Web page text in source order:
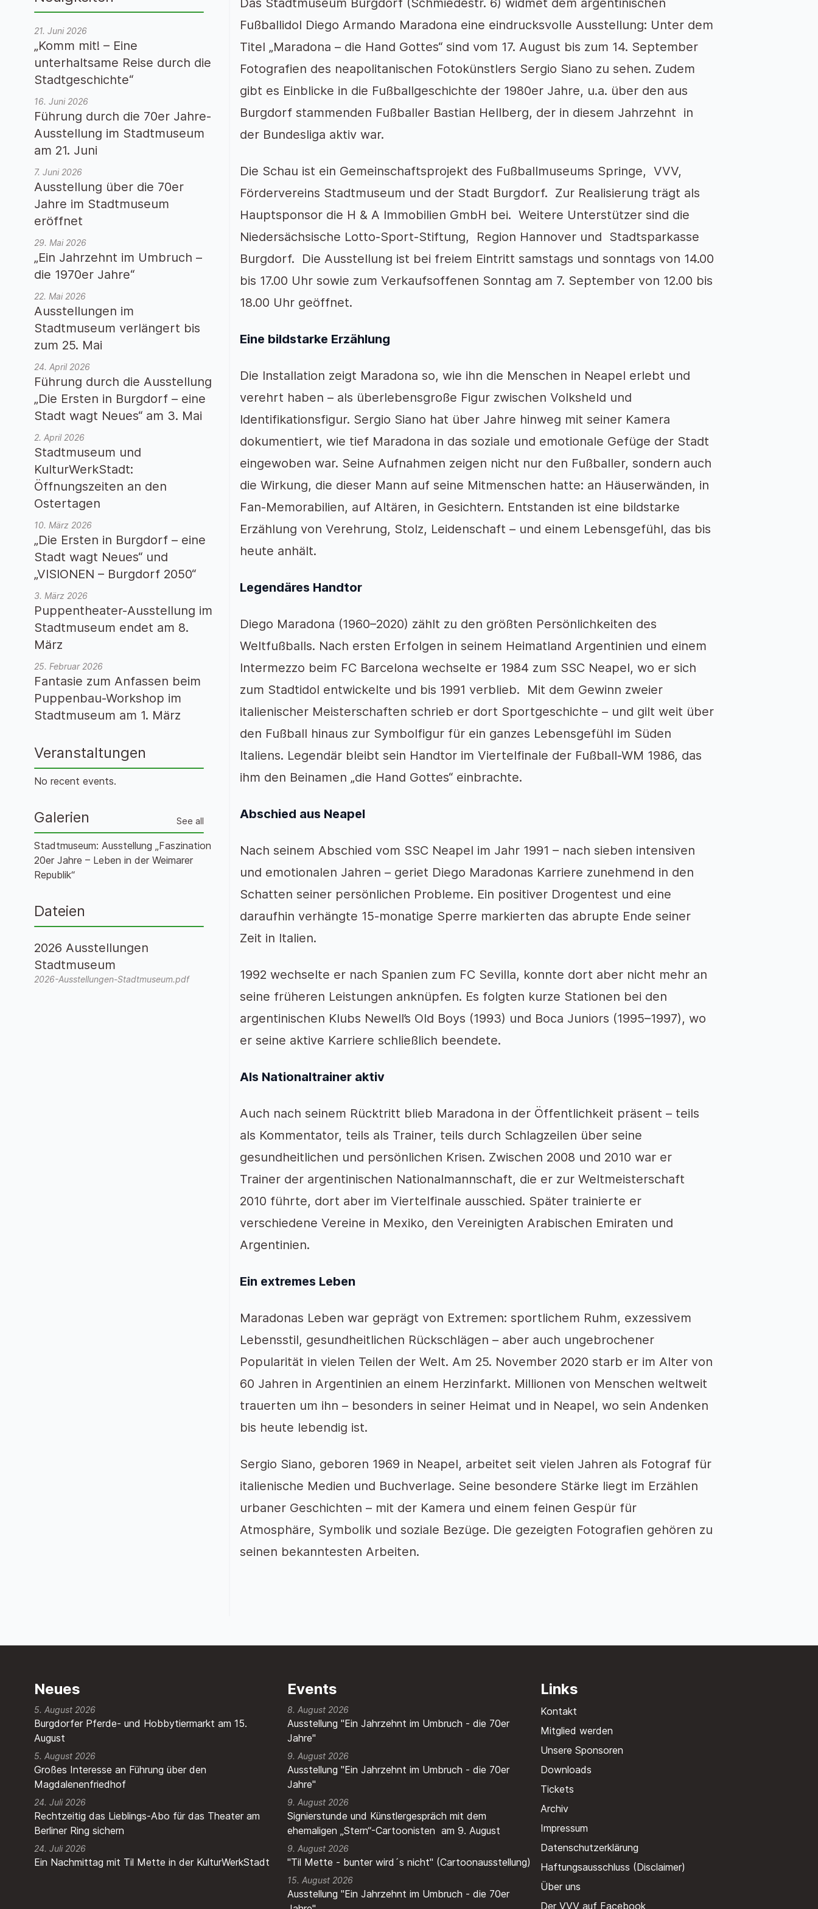
Das Stadtmuseum Burgdorf (Schmiedestr. 6) widmet dem argentinischen
Fußballidol Diego Armando Maradona eine eindrucksvolle Ausstellung: Unter dem
Titel „Maradona – die Hand Gottes“ sind vom 17. August bis zum 14. September
Fotografien des neapolitanischen Fotokünstlers Sergio Siano zu sehen. Zudem
gibt es Einblicke in die Fußballgeschichte der 1980er Jahre, u.a. über den aus
Burgdorf stammenden Fußballer Bastian Hellberg, der in diesem Jahrzehnt in
der Bundesliga aktiv war.
Die Schau ist ein Gemeinschaftsprojekt des Fußballmuseums Springe, VVV,
Fördervereins Stadtmuseum und der Stadt Burgdorf. Zur Realisierung trägt als
Hauptsponsor die H & A Immobilien GmbH bei. Weitere Unterstützer sind die
Niedersächsische Lotto-Sport-Stiftung, Region Hannover und Stadtsparkasse
Burgdorf. Die Ausstellung ist bei freiem Eintritt samstags und sonntags von 14.00
bis 17.00 Uhr sowie zum Verkaufsoffenen Sonntag am 7. September von 12.00 bis
18.00 Uhr geöffnet.
Eine bildstarke Erzählung
Die Installation zeigt Maradona so, wie ihn die Menschen in Neapel erlebt und
verehrt haben – als überlebensgroße Figur zwischen Volksheld und
Identifikationsfigur. Sergio Siano hat über Jahre hinweg mit seiner Kamera
dokumentiert, wie tief Maradona in das soziale und emotionale Gefüge der Stadt
eingewoben war. Seine Aufnahmen zeigen nicht nur den Fußballer, sondern auch
die Wirkung, die dieser Mann auf seine Mitmenschen hatte: an Häuserwänden, in
Fan-Memorabilien, auf Altären, in Gesichtern. Entstanden ist eine bildstarke
Erzählung von Verehrung, Stolz, Leidenschaft – und einem Lebensgefühl, das bis
heute anhält.
Legendäres Handtor
Diego Maradona (1960–2020) zählt zu den größten Persönlichkeiten des
Weltfußballs. Nach ersten Erfolgen in seinem Heimatland Argentinien und einem
Intermezzo beim FC Barcelona wechselte er 1984 zum SSC Neapel, wo er sich
zum Stadtidol entwickelte und bis 1991 verblieb. Mit dem Gewinn zweier
italienischer Meisterschaften schrieb er dort Sportgeschichte – und gilt weit über
den Fußball hinaus zur Symbolfigur für ein ganzes Lebensgefühl im Süden
Italiens. Legendär bleibt sein Handtor im Viertelfinale der Fußball-WM 1986, das
ihm den Beinamen „die Hand Gottes“ einbrachte.
Abschied aus Neapel
Nach seinem Abschied vom SSC Neapel im Jahr 1991 – nach sieben intensiven
und emotionalen Jahren – geriet Diego Maradonas Karriere zunehmend in den
Schatten seiner persönlichen Probleme. Ein positiver Drogentest und eine
daraufhin verhängte 15-monatige Sperre markierten das abrupte Ende seiner
Zeit in Italien.
1992 wechselte er nach Spanien zum FC Sevilla, konnte dort aber nicht mehr an
seine früheren Leistungen anknüpfen. Es folgten kurze Stationen bei den
argentinischen Klubs Newell’s Old Boys (1993) und Boca Juniors (1995–1997), wo
er seine aktive Karriere schließlich beendete.
Als Nationaltrainer aktiv
Auch nach seinem Rücktritt blieb Maradona in der Öffentlichkeit präsent – teils
als Kommentator, teils als Trainer, teils durch Schlagzeilen über seine
gesundheitlichen und persönlichen Krisen. Zwischen 2008 und 2010 war er
Trainer der argentinischen Nationalmannschaft, die er zur Weltmeisterschaft
2010 führte, dort aber im Viertelfinale ausschied. Später trainierte er
verschiedene Vereine in Mexiko, den Vereinigten Arabischen Emiraten und
Argentinien.
Ein extremes Leben
Maradonas Leben war geprägt von Extremen: sportlichem Ruhm, exzessivem
Lebensstil, gesundheitlichen Rückschlägen – aber auch ungebrochener
Popularität in vielen Teilen der Welt. Am 25. November 2020 starb er im Alter von
60 Jahren in Argentinien an einem Herzinfarkt. Millionen von Menschen weltweit
trauerten um ihn – besonders in seiner Heimat und in Neapel, wo sein Andenken
bis heute lebendig ist.
Sergio Siano, geboren 1969 in Neapel, arbeitet seit vielen Jahren als Fotograf für
italienische Medien und Buchverlage. Seine besondere Stärke liegt im Erzählen
urbaner Geschichten – mit der Kamera und einem feinen Gespür für
Atmosphäre, Symbolik und soziale Bezüge. Die gezeigten Fotografien gehören zu
seinen bekanntesten Arbeiten.
21. Juni 2026
„Komm mit! – Eine
unterhaltsame Reise durch die
Stadtgeschichte“
16. Juni 2026
Führung durch die 70er Jahre-
Ausstellung im Stadtmuseum
am 21. Juni
7. Juni 2026
Ausstellung über die 70er
Jahre im Stadtmuseum
eröffnet
29. Mai 2026
„Ein Jahrzehnt im Umbruch –
die 1970er Jahre“
22. Mai 2026
Ausstellungen im
Stadtmuseum verlängert bis
zum 25. Mai
24. April 2026
Führung durch die Ausstellung
„Die Ersten in Burgdorf – eine
Stadt wagt Neues“ am 3. Mai
2. April 2026
Stadtmuseum und
KulturWerkStadt:
Öffnungszeiten an den
Ostertagen
10. März 2026
„Die Ersten in Burgdorf – eine
Stadt wagt Neues“ und
„VISIONEN – Burgdorf 2050“
3. März 2026
Puppentheater-Ausstellung im
Stadtmuseum endet am 8.
März
25. Februar 2026
Fantasie zum Anfassen beim
Puppenbau-Workshop im
Stadtmuseum am 1. März
Veranstaltungen
No recent events.
Galerien See all
Stadtmuseum: Ausstellung „Faszination
20er Jahre – Leben in der Weimarer
Republik“
Dateien
2026 Ausstellungen
Stadtmuseum
2026-Ausstellungen-Stadtmuseum.pdf
Neues
Burgdorfer Pferde- und Hobbytiermarkt am 15.
August
5. August 2026
Großes Interesse an Führung über den
Magdalenenfriedhof
5. August 2026
Rechtzeitig das Lieblings-Abo für das Theater am
Berliner Ring sichern
24. Juli 2026
Ein Nachmittag mit Til Mette in der KulturWerkStadt
24. Juli 2026
Events
8. August 2026
Ausstellung "Ein Jahrzehnt im Umbruch - die 70er
Jahre"
9. August 2026
Ausstellung "Ein Jahrzehnt im Umbruch - die 70er
Jahre"
9. August 2026
Signierstunde und Künstlergespräch mit dem
ehemaligen „Stern“-Cartoonisten am 9. August
9. August 2026
"Til Mette - bunter wird´s nicht" (Cartoonausstellung)
15. August 2026
Ausstellung "Ein Jahrzehnt im Umbruch - die 70er
Links
Kontakt
Mitglied werden
Unsere Sponsoren
Downloads
Tickets
Archiv
Impressum
Datenschutzerklärung
Haftungsausschluss (Disclaimer)
Über uns
Der VVV auf Facebook